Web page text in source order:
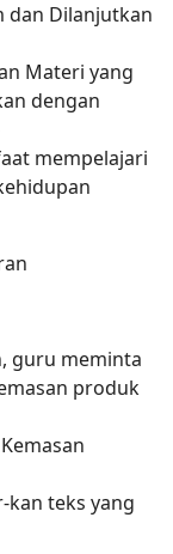
dan Dilanjutkan
Materi yang
dengan
mempelajari
guru meminta
produk
kan teks yang